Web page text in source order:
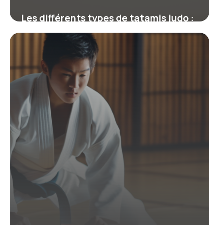
Les différents types de tatamis judo :
choix, utilisation et entretien
12 février 2026